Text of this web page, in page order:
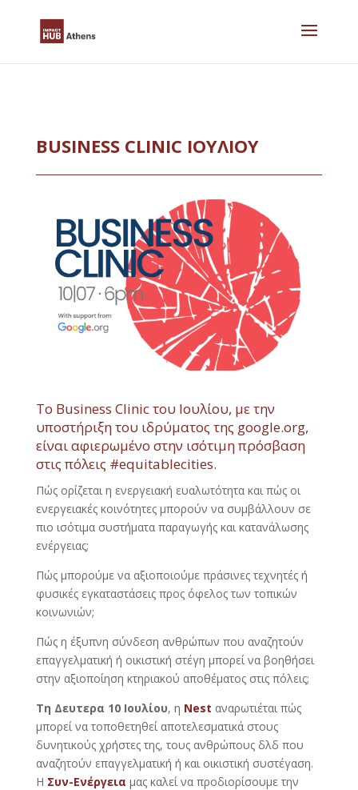
BUSINESS CLINIC ΙΟΥΛΊΟΥ
To Business Clinic του Ιουλίου, με την
υποστήριξη του ιδρύματος της google.org,
είναι αφιερωμένο στην ισότιμη πρόσβαση
στις πόλεις #equitablecities.
Πώς ορίζεται η ενεργειακή ευαλωτότητα και πώς οι
ενεργειακές κοινότητες μπορούν να συμβάλλουν σε
πιο ισότιμα συστήματα παραγωγής και κατανάλωσης
ενέργειας;
Πώς μπορούμε να αξιοποιούμε πράσινες τεχνητές ή
φυσικές εγκαταστάσεις προς όφελος των τοπικών
κοινωνιών;
Πώς η έξυπνη σύνδεση ανθρώπων που αναζητούν
επαγγελματική ή οικιστική στέγη μπορεί να βοηθήσει
στην αξιοποίηση κτηριακού αποθέματος στις πόλεις;
Τη Δευτερα 10 Ιουλίου, η Νest αναρωτιέται πώς
μπορεί να τοποθετηθεί αποτελεσματικά στους
δυνητικούς χρήστες της, τους ανθρώπους δλδ που
αναζητούν επαγγελματική ή και οικιστική συστέγαση.
Η Συν-Ενέργεια μας καλεί να προδιορίσουμε την